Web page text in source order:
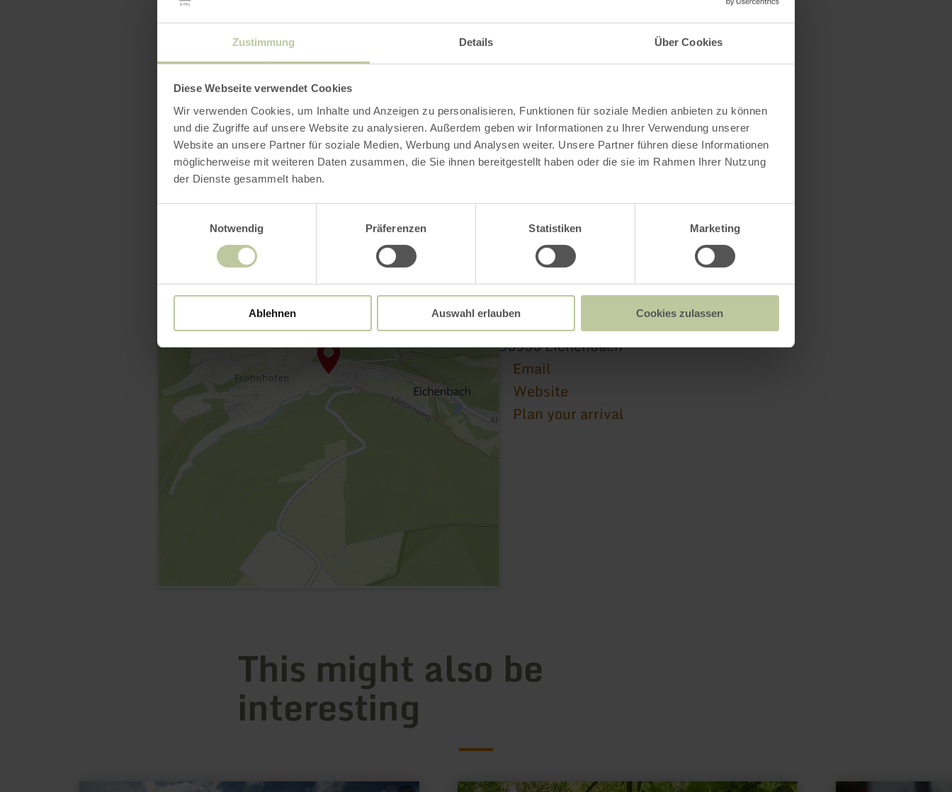
Zustimmung Details Über Cookies
Diese Webseite verwendet Cookies
Wir verwenden Cookies, um Inhalte und Anzeigen zu personalisieren, Funktionen für soziale Medien anbieten zu können
und die Zugriffe auf unsere Website zu analysieren. Außerdem geben wir Informationen zu Ihrer Verwendung unserer
Website an unsere Partner für soziale Medien, Werbung und Analysen weiter. Unsere Partner führen diese Informationen
möglicherweise mit weiteren Daten zusammen, die Sie ihnen bereitgestellt haben oder die sie im Rahmen Ihrer Nutzung
der Dienste gesammelt haben.
Notwendig
Präferenzen Statistiken Marketing
Ablehnen Auswahl erlauben Cookies zulassen
Contact
14-Nothelfer-Kapelle Eichenbach
K5 47
53533 Eichenbach
Email
Website
Plan your arrival
This might also be
interesting
learn